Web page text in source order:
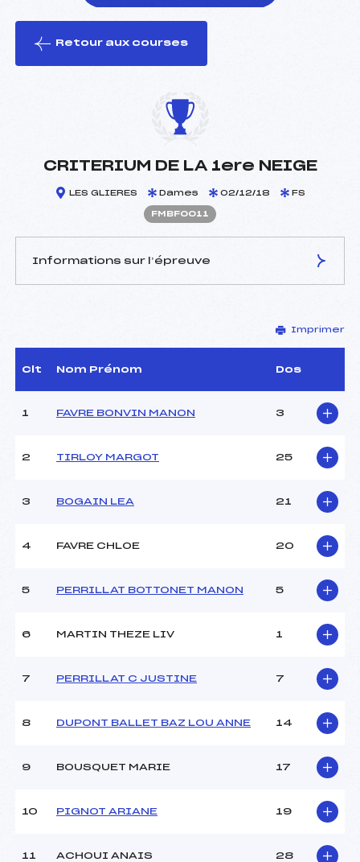
le ski
Retour aux courses
CRITERIUM DE LA 1ere NEIGE
LES GLIERES Dames 02/12/18 FS
FMBF0011
Informations sur l’épreuve
PERRILLAT BOTONNET
JOEL (MB)
D.T Adjoint :
CARACTÉRISTIQUES DE LA PISTE
Distance :
4 km
Montée Tot. :
Homologation :
2018-33-1
Catégorie :
U15
Imprimer
Clt Nom Prénom Dos
1 FAVRE BONVIN MANON 3
2 TIRLOY MARGOT 25
3 BOGAIN LEA 21
4 FAVRE CHLOE 20
5 PERRILLAT BOTTONET MANON 5
6 MARTIN THEZE LIV 1
7 PERRILLAT C JUSTINE 7
8 DUPONT BALLET BAZ LOU ANNE 14
9 BOUSQUET MARIE 17
10 PIGNOT ARIANE 19
11 ACHOUI ANAIS 28